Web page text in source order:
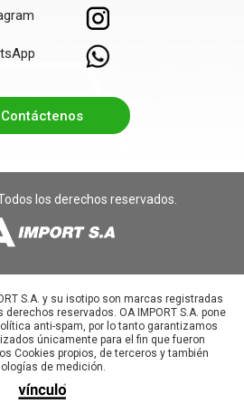
Contáctenos
los derechos reservados.
S.A. y su isotipo son marcas registradas
derechos reservados. OA IMPORT S.A. pone
anti-spam, por lo tanto garantizamos
únicamente para el fin que fueron
Cookies propios, de terceros y también
de medición.